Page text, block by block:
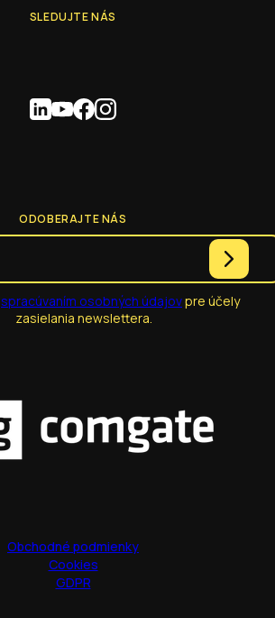
SLEDUJTE NÁS
ODOBERAJTE NÁS
spracúvaním osobných údajovpre účely
zasielania newslettera.
Obchodné podmienky
Cookies
GDPR